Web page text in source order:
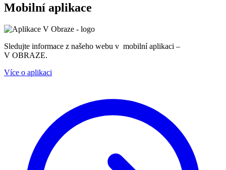
Mobilní aplikace
Sledujte informace z našeho webu v mobilní aplikaci –
V OBRAZE.
Více o aplikaci